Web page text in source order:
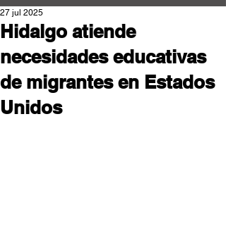
Hidalgo atiende
necesidades educativas
de migrantes en Estados
Unidos
27 jul 2025